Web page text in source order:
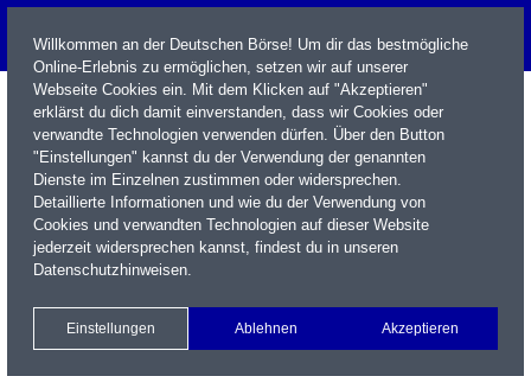
Name / WKN / ISIN / Kürzel
Xetra Realtime
Watchlist Portfolio Login
Willkommen an der Deutschen Börse! Um dir das bestmögliche
Online-Erlebnis zu ermöglichen, setzen wir auf unserer
Webseite Cookies ein. Mit dem Klicken auf "Akzeptieren"
erklärst du dich damit einverstanden, dass wir Cookies oder
verwandte Technologien verwenden dürfen. Über den Button
"Einstellungen" kannst du der Verwendung der genannten
Dienste im Einzelnen zustimmen oder widersprechen.
Detaillierte Informationen und wie du der Verwendung von
Cookies und verwandten Technologien auf dieser Website
jederzeit widersprechen kannst, findest du in unseren
Datenschutzhinweisen.
Einstellungen Ablehnen Akzeptieren